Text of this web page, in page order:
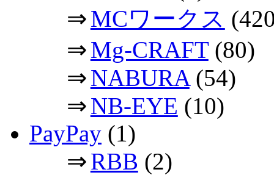
⇒MCワークス
⇒Mg-CRAFT(80)
⇒NABURA(54)
⇒NB-EYE (10)
PayPay (1)
⇒RBB (2)